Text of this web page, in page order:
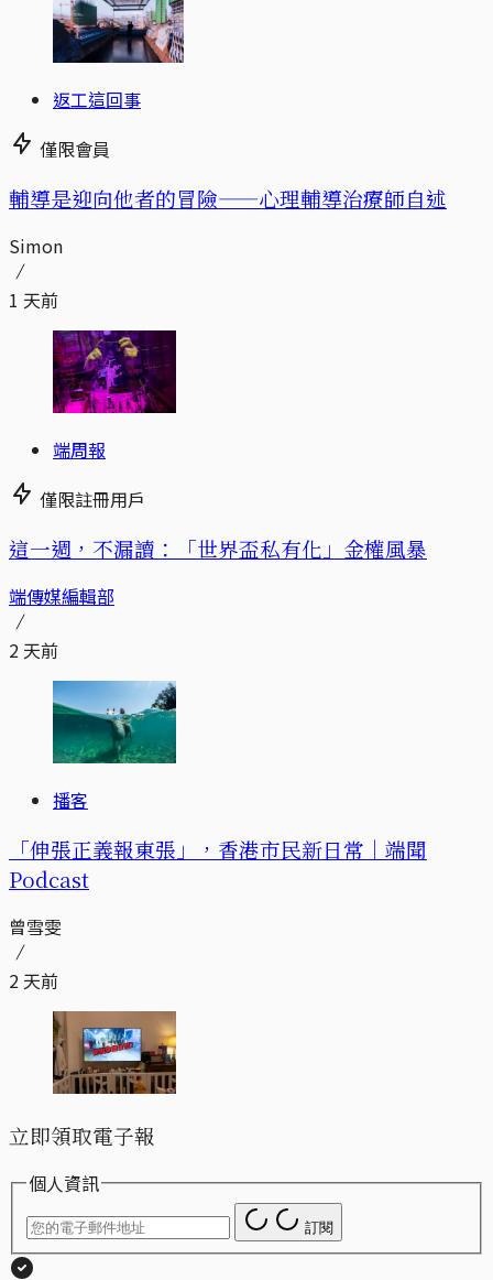
返工這回事
僅限會員
輔導是迎向他者的冒險——心理輔導治療師自述
Simon
1 天前
端周報
僅限註冊用戶
這一週，不漏讀：「世界盃私有化」金權風暴
端傳媒編輯部
2 天前
播客
「伸張正義報東張」，香港市民新日常｜端聞
Podcast
曾雪雯
2 天前
立即領取電子報
個人資訊
訂閱